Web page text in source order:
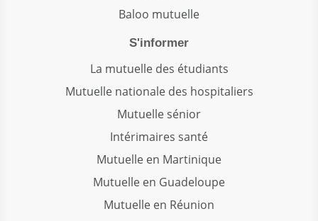
Baloo mutuelle
S'informer
La mutuelle des étudiants
Mutuelle nationale des hospitaliers
Mutuelle sénior
Intérimaires santé
Mutuelle en Martinique
Mutuelle en Guadeloupe
Mutuelle en Réunion